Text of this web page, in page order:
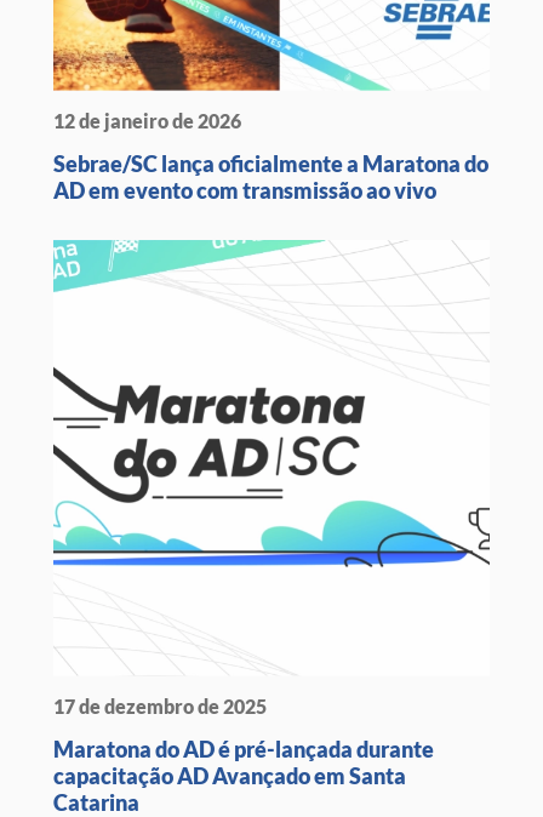
12 de janeiro de 2026
Sebrae/SC lança oficialmente a Maratona do
AD em evento com transmissão ao vivo
17 de dezembro de 2025
Maratona do AD é pré-lançada durante
capacitação AD Avançado em Santa
Catarina